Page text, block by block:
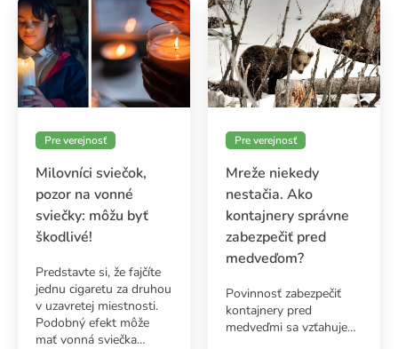
Pre verejnosť
Milovníci sviečok,
pozor na vonné
sviečky: môžu byť
škodlivé!
Predstavte si, že fajčíte
jednu cigaretu za druhou
v uzavretej miestnosti.
Podobný efekt môže
mať vonná sviečka…
Pre verejnosť
Mreže niekedy
nestačia. Ako
kontajnery správne
zabezpečiť pred
medveďom?
Povinnosť zabezpečiť
kontajnery pred
medveďmi sa vzťahuje…